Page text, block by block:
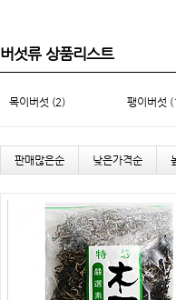
버섯류 상품리스트
목이버섯 (2) 팽이버섯
판매많은순 낮은가격순